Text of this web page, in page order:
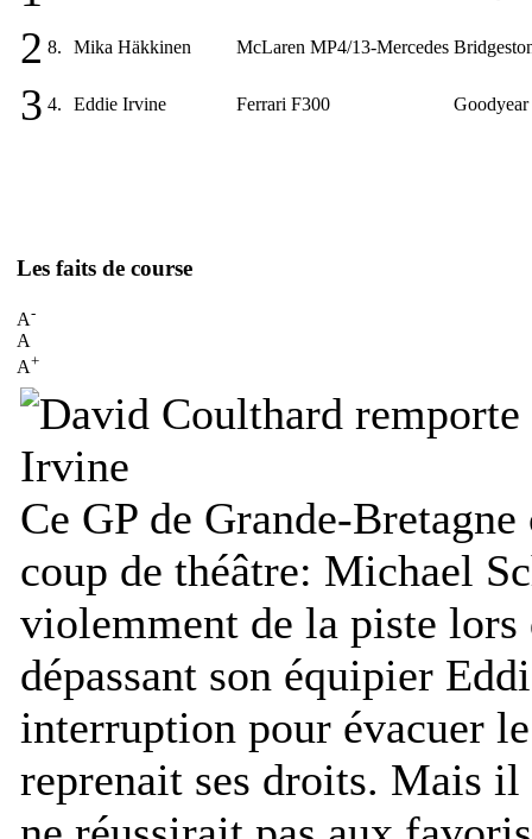
2 8. Mika Häkkinen McLaren MP4/13-Mercedes
3 4. Eddie Irvine Ferrari F300 Goodyear
Les faits de course
A-
A
A+
Ce GP de Grande-
coup de théâtre: Michael
violemment de la piste
dépassant son équipier
interruption pour évacuer
reprenait ses droits. Mais